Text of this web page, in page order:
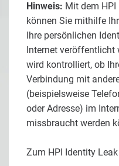
Hinweis: Mit dem HPI
können Sie mithilfe
Ihre persönlichen
Internet veröffentlicht
wird kontrolliert, ob
Verbindung mit
(beispielsweise
oder Adresse) im
missbraucht werden
Zum HPI Identity